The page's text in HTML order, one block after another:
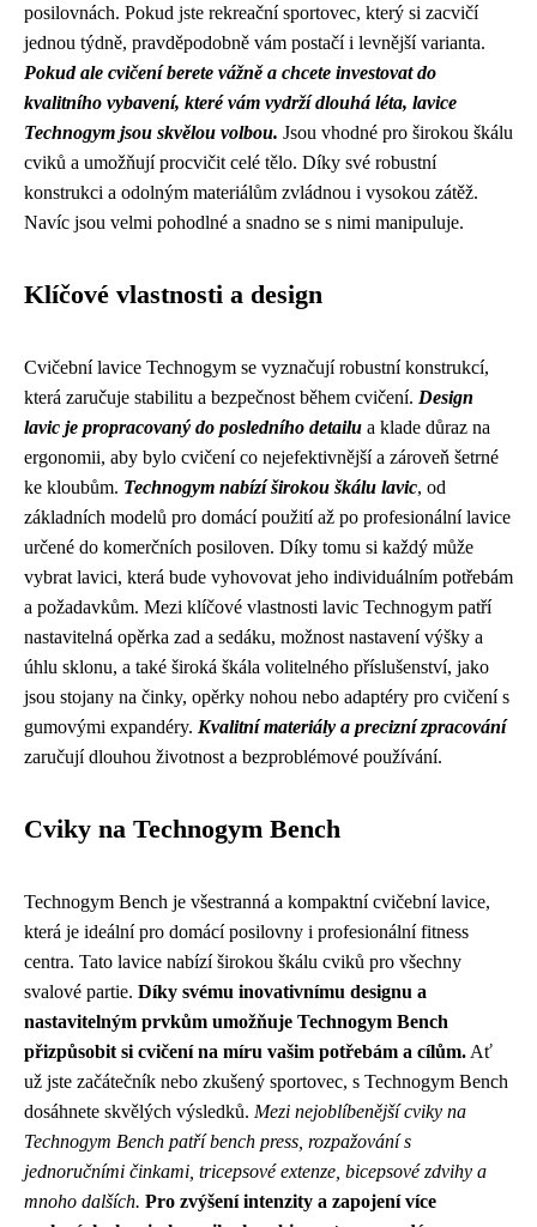
posilovnách. Pokud jste rekreační sportovec, který si zacvičí
jednou týdně, pravděpodobně vám postačí i levnější varianta.
Pokud ale cvičení berete vážně a chcete investovat do
kvalitního vybavení, které vám vydrží dlouhá léta, lavice
Technogym jsou skvělou volbou. Jsou vhodné pro širokou škálu
cviků a umožňují procvičit celé tělo. Díky své robustní
konstrukci a odolným materiálům zvládnou i vysokou zátěž.
Navíc jsou velmi pohodlné a snadno se s nimi manipuluje.
Klíčové vlastnosti a design
Cvičební lavice Technogym se vyznačují robustní konstrukcí,
která zaručuje stabilitu a bezpečnost během cvičení. Design
lavic je propracovaný do posledního detailu a klade důraz na
ergonomii, aby bylo cvičení co nejefektivnější a zároveň šetrné
ke kloubům. Technogym nabízí širokou škálu lavic, od
základních modelů pro domácí použití až po profesionální lavice
určené do komerčních posiloven. Díky tomu si každý může
vybrat lavici, která bude vyhovovat jeho individuálním potřebám
a požadavkům. Mezi klíčové vlastnosti lavic Technogym patří
nastavitelná opěrka zad a sedáku, možnost nastavení výšky a
úhlu sklonu, a také široká škála volitelného příslušenství, jako
jsou stojany na činky, opěrky nohou nebo adaptéry pro cvičení s
gumovými expandéry. Kvalitní materiály a precizní zpracování
zaručují dlouhou životnost a bezproblémové používání.
Cviky na Technogym Bench
Technogym Bench je všestranná a kompaktní cvičební lavice,
která je ideální pro domácí posilovny i profesionální fitness
centra. Tato lavice nabízí širokou škálu cviků pro všechny
svalové partie. Díky svému inovativnímu designu a
nastavitelným prvkům umožňuje Technogym Bench
přizpůsobit si cvičení na míru vašim potřebám a cílům. Ať
už jste začátečník nebo zkušený sportovec, s Technogym Bench
dosáhnete skvělých výsledků. Mezi nejoblíbenější cviky na
Technogym Bench patří bench press, rozpažování s
jednoručními činkami, tricepsové extenze, bicepsové zdvihy a
mnoho dalších. Pro zvýšení intenzity a zapojení více